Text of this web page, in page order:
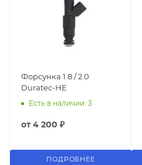
Форсунка 1.8 / 2.0
Duratec-HE
Есть в наличии: 3
от4 200 ₽
ПОДРОБНЕЕ